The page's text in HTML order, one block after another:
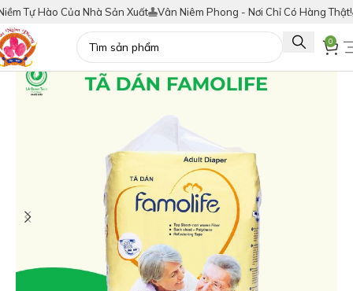
Hào Của Nhà Sản Xuất Vân Niêm Phong - Nơi Chỉ Có Hàng Thật! Tích
0